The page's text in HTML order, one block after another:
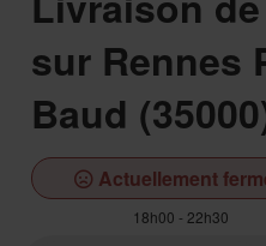
sur Rennes
Baud
Actuellement
18h00 - 22h30